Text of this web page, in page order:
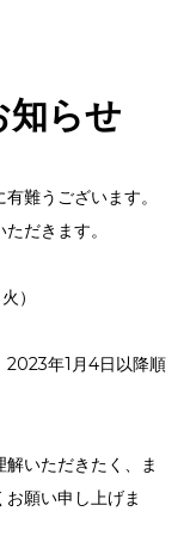
知らせ
難うございます。
だきます。
）
2023年1月4日以降順
いただきたく、ま
願い申し上げま